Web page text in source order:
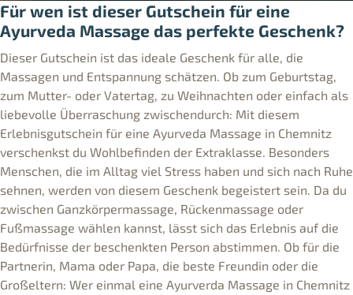
Für wen ist dieser Gutschein für eine
Ayurveda Massage das perfekte Geschenk?
Dieser Gutschein ist das ideale Geschenk für alle, die
Massagen und Entspannung schätzen. Ob zum Geburtstag,
zum Mutter- oder Vatertag, zu Weihnachten oder einfach als
liebevolle Überraschung zwischendurch: Mit diesem
Erlebnisgutschein für eine Ayurveda Massage in Chemnitz
verschenkst du Wohlbefinden der Extraklasse. Besonders
Menschen, die im Alltag viel Stress haben und sich nach Ruhe
sehnen, werden von diesem Geschenk begeistert sein. Da du
zwischen Ganzkörpermassage, Rückenmassage oder
Fußmassage wählen kannst, lässt sich das Erlebnis auf die
Bedürfnisse der beschenkten Person abstimmen. Ob für die
Partnerin, Mama oder Papa, die beste Freundin oder die
Großeltern: Wer einmal eine Ayurverda Massage in Chemnitz